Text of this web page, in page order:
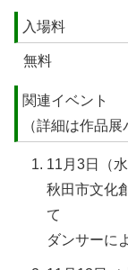
入場料
無料
関連イベント
（詳細は作品
11月3日（
秋田市文化
て
ダンサーに